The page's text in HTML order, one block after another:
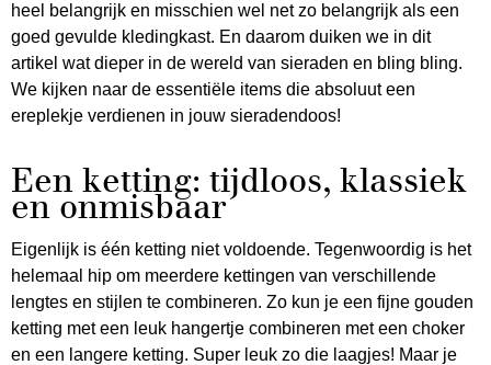
heel belangrijk en misschien wel net zo belangrijk als een
goed gevulde kledingkast. En daarom duiken we in dit
artikel wat dieper in de wereld van sieraden en bling bling.
We kijken naar de essentiële items die absoluut een
ereplekje verdienen in jouw sieradendoos!
Een ketting: tijdloos, klassiek
en onmisbaar
Eigenlijk is één ketting niet voldoende. Tegenwoordig is het
helemaal hip om meerdere kettingen van verschillende
lengtes en stijlen te combineren. Zo kun je een fijne gouden
ketting met een leuk hangertje combineren met een choker
en een langere ketting. Super leuk zo die laagjes! Maar je